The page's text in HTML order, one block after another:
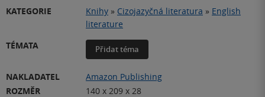
KATEGORIE Knihy » Cizojazyčná literatura » English
literature
TÉMATA
Přidat téma
NAKLADATEL
Amazon Publishing
ROZMĚR
140 x 209 x 28